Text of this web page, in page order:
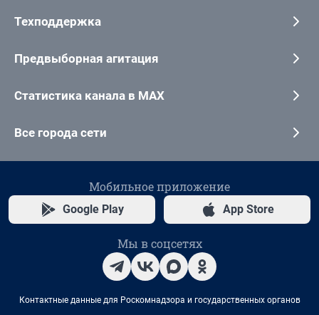
Техподдержка
Предвыборная агитация
Статистика канала в MAX
Все города сети
Мобильное приложение
Google Play App Store
Мы в соцсетях
Контактные данные для Роскомнадзора и государственных органов